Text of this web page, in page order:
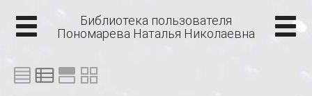
Библиотека пользователя
Пономарева Наталья Николаевна